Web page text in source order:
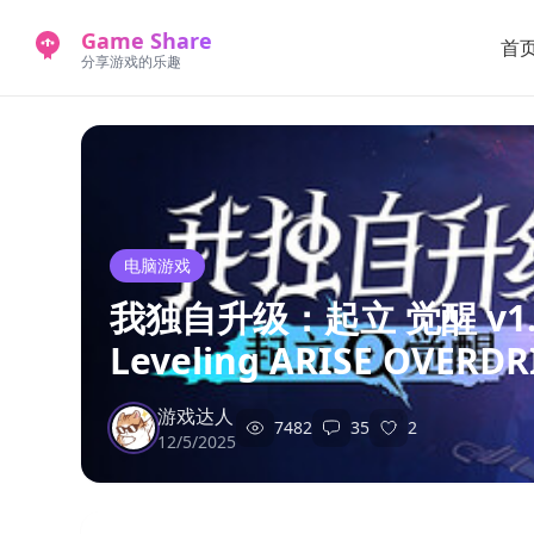
Game Share
分享游戏的乐趣
首
电脑游戏
我独自升级：起立 觉醒
Leveling ARISE
游戏达人
12/5/2025
7482 35 2